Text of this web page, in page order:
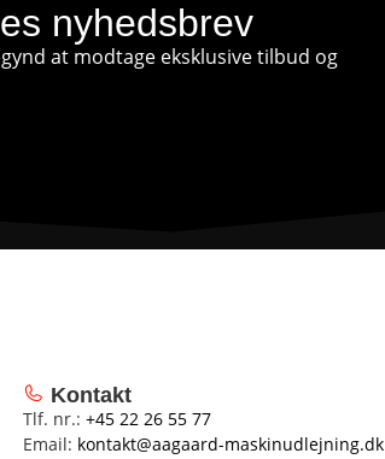
nyhedsbrev
at modtage eksklusive tilbud og
Kontakt
Tlf. nr.: +45 22 26 55 77
Email: kontakt@aagaard-maskinudlejning.dk